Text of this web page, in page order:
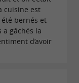
cuisine est
bernés et
gâchés la
d’avoir